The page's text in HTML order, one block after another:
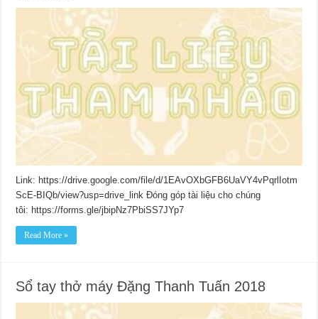
Link: https://drive.google.com/file/d/1EAvOXbGFB6UaVY4vPqrlIotm
ScE-BIQb/view?usp=drive_link Đóng góp tài liệu cho chúng
tôi: https://forms.gle/jbipNz7PbiSS7JYp7
Read More »
Sổ tay thở máy Đặng Thanh Tuấn 2018